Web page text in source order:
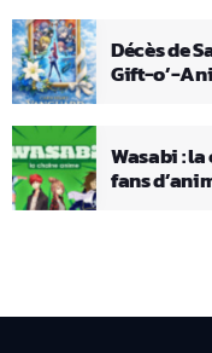
Décès de
Gift-o’-
Wasabi :
fans